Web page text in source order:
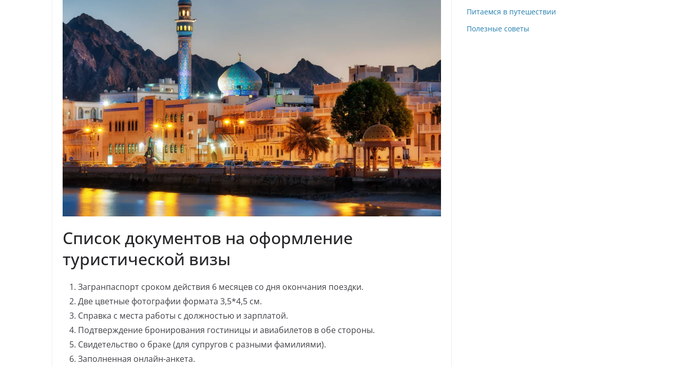
Список документов на оформление
туристической визы
Загранпаспорт сроком действия 6 месяцев со дня окончания поездки.
Две цветные фотографии формата 3,5*4,5 см.
Справка с места работы с должностью и зарплатой.
Подтверждение бронирования гостиницы и авиабилетов в обе стороны.
Свидетельство о браке (для супругов с разными фамилиями).
Заполненная онлайн-анкета.
Питаемся в путешествии
Полезные советы